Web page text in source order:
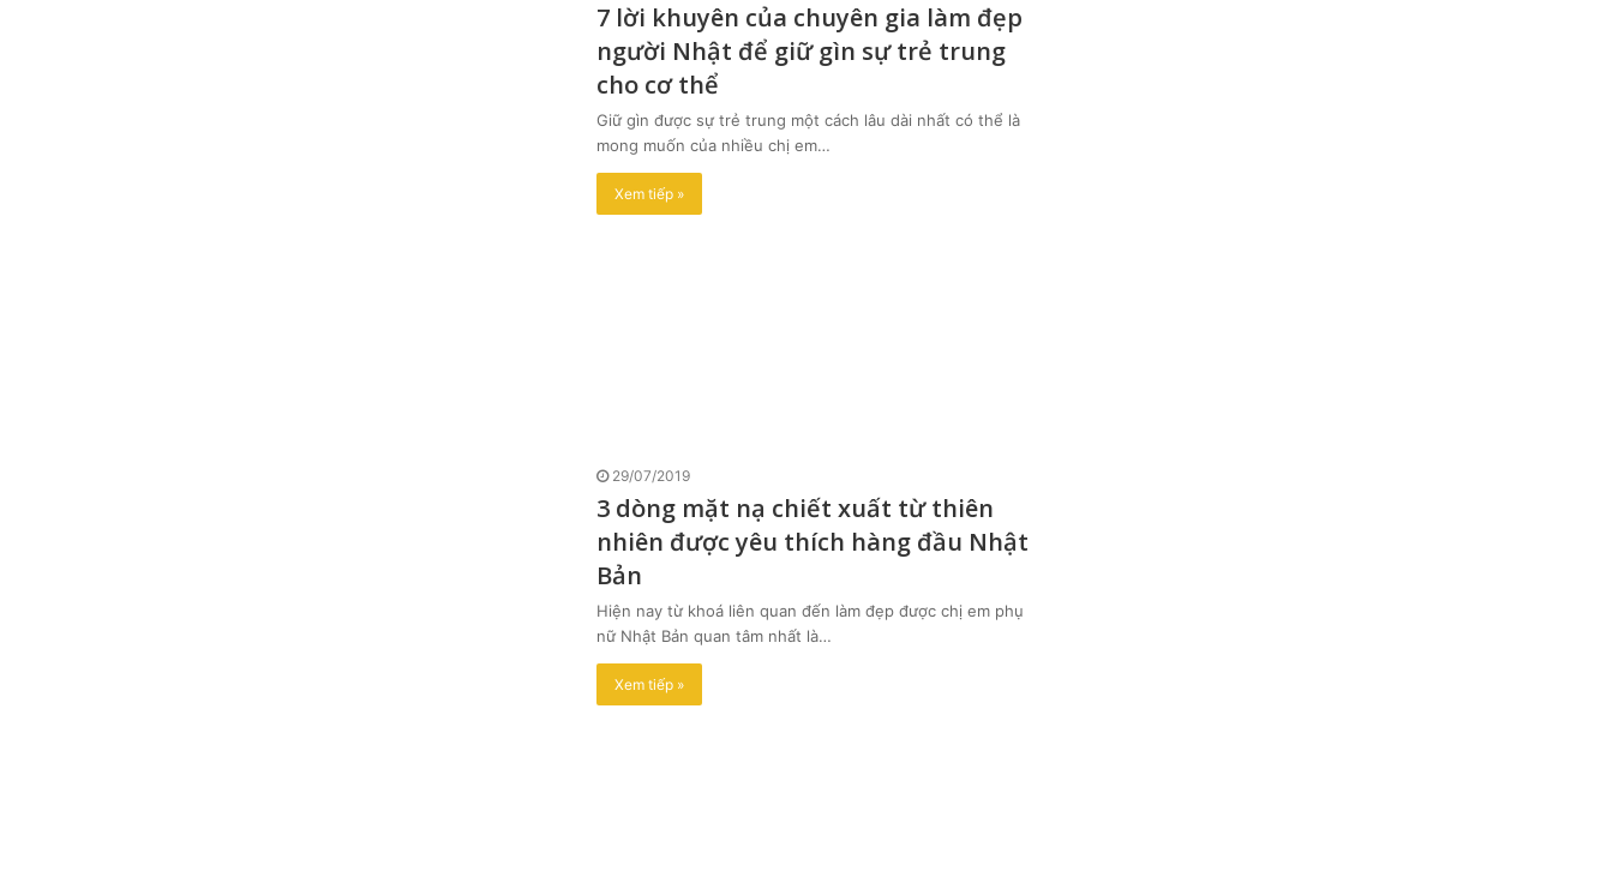
7 lời khuyên của chuyên gia làm đẹp
người Nhật để giữ gìn sự trẻ trung
cho cơ thể
Giữ gìn được sự trẻ trung một cách lâu dài nhất có thể là
mong muốn của nhiều chị em…
Xem tiếp »
29/07/2019
3 dòng mặt nạ chiết xuất từ thiên
nhiên được yêu thích hàng đầu Nhật
Bản
Hiện nay từ khoá liên quan đến làm đẹp được chị em phụ
nữ Nhật Bản quan tâm nhất là…
Xem tiếp »